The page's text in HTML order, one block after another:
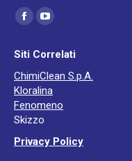
Ci puoi trovare su:
Facebook
opens
in
new
window
YouTube
opens
in
new
Siti Correlati
ChimiClean S.p.A.
Kloralina
Fenomeno
Skizzo
Privacy Policy